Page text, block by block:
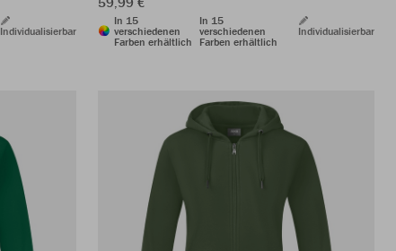
Individualisierbar
In 15
verschiedenen
Farben erhältlich
In 15
verschiedenen
Farben erhältlich
Individualisierbar